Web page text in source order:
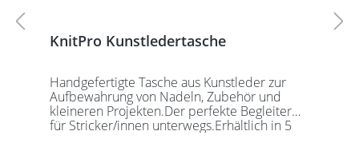
KnitPro Kunstledertasche
Handgefertigte Tasche aus Kunstleder zur
Aufbewahrung von Nadeln, Zubehör und
kleineren Projekten.Der perfekte Begleiter
für Stricker/innen unterwegs.Erhältlich in 5